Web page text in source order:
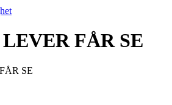
FÅR SE